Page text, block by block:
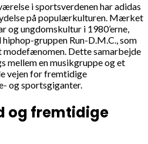
i sportsverdenen har adidas
på populærkulturen. Mærket
og ungdomskultur i 1980’erne,
gruppen Run-D.M.C., som
modefænomen. Dette samarbejde
mellem en musikgruppe og et
vejen for fremtidige
og sportsgiganter.
og fremtidige